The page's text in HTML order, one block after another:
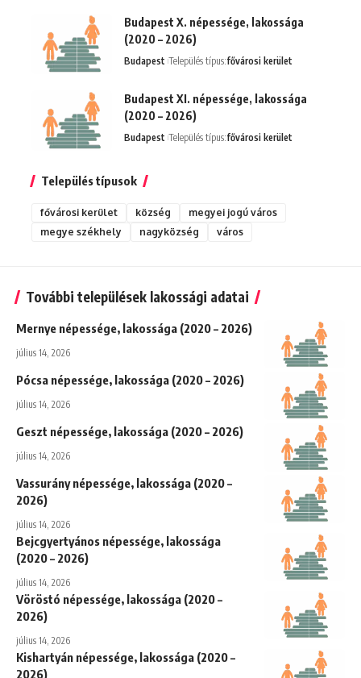
Budapest X. népessége, lakossága
(2020 – 2026)
Budapest Település típus:fővárosi kerület
Budapest XI. népessége, lakossága
(2020 – 2026)
Budapest Település típus:fővárosi kerület
Település típusok
fővárosi kerület község
megyei jogú város
megye székhely
nagyközség város
További települések lakossági adatai
Mernye népessége, lakossága (2020 – 2026)
július 14, 2026
Pócsa népessége, lakossága (2020 – 2026)
július 14, 2026
Geszt népessége, lakossága (2020 – 2026)
július 14, 2026
Vassurány népessége, lakossága (2020 –
2026)
július 14, 2026
Bejcgyertyános népessége, lakossága
(2020 – 2026)
július 14, 2026
Vöröstó népessége, lakossága (2020 –
2026)
július 14, 2026
Kishartyán népessége, lakossága (2020 –
2026)